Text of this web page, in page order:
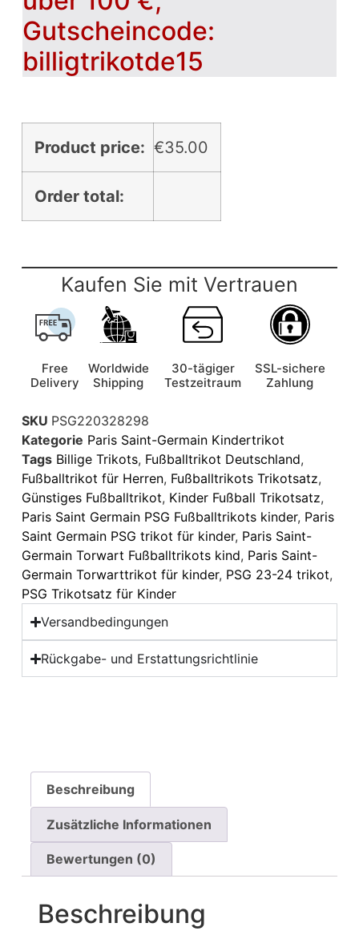
Gutscheincode:
billigtrikotde15
Product price: €35.00
Order total:
Kaufen Sie mit Vertrauen
Free
Delivery
Worldwide
Shipping
30-tägiger
Testzeitraum
SSL-sichere
Zahlung
SKU PSG220328298
Kategorie Paris Saint-Germain Kindertrikot
Tags Billige Trikots, Fußballtrikot Deutschland,
Fußballtrikot für Herren, Fußballtrikots Trikotsatz,
Günstiges Fußballtrikot, Kinder Fußball Trikotsatz,
Paris Saint Germain PSG Fußballtrikots kinder, Paris
Saint Germain PSG trikot für kinder, Paris Saint-
Germain Torwart Fußballtrikots kind, Paris Saint-
Germain Torwarttrikot für kinder, PSG 23-24 trikot,
PSG Trikotsatz für Kinder
Versandbedingungen
Rückgabe- und Erstattungsrichtlinie
Beschreibung
Zusätzliche Informationen
Bewertungen (0)
Beschreibung